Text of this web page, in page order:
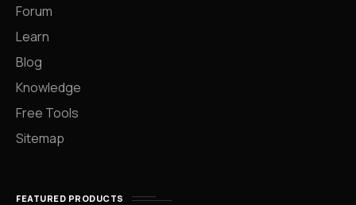
Forum
Learn
Blog
Knowledge
Free Tools
Sitemap
FEATURED PRODUCTS